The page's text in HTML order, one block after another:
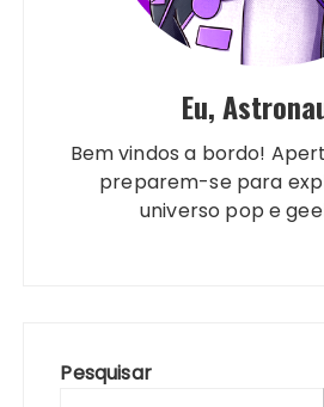
Eu,
Bem vindos a bordo!
preparem-se para
universo pop e
Pesquisar